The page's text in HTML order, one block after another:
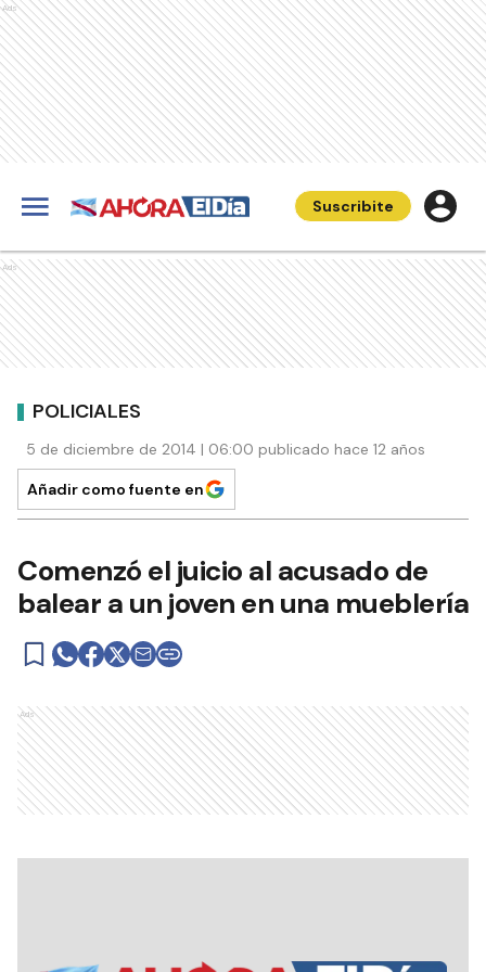
Ads
Suscribite
Ads
POLICIALES
5 de diciembre de 2014 | 06:00 publicado hace 12 años
Añadir como fuente en
Comenzó el juicio al acusado de
balear a un joven en una mueblería
Ads